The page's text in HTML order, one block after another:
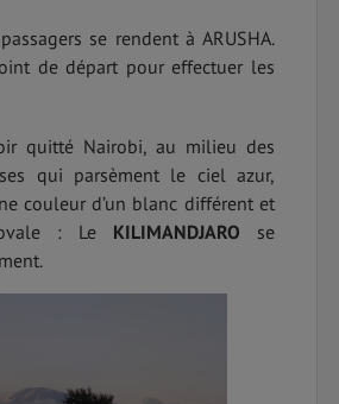
se rendent à ARUSHA.
de départ pour effectuer les
quitté Nairobi, au milieu des
qui parsèment le ciel azur,
couleur d’un blanc différent et
: Le KILIMANDJARO se